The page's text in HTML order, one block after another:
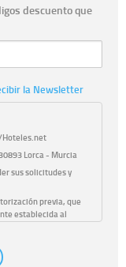
descuento que
la Newsletter
Hoteles.net
Lorca - Murcia
sus solicitudes y
previa, que
establecida al
consentimiento